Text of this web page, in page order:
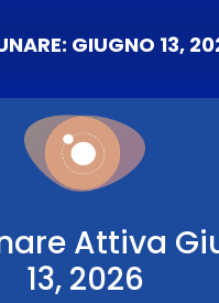
GIUGNO 13,
Attiva
13, 2026